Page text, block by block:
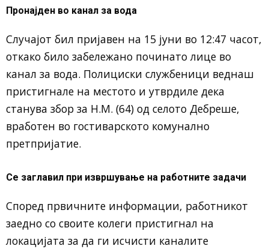
Пронајден во канал за вода
Случајот бил пријавен на 15 јуни во 12:47 часот,
откако било забележано починато лице во
канал за вода. Полициски службеници веднаш
пристигнале на местото и утврдиле дека
станува збор за Н.М. (64) од селото Дебреше,
вработен во гостиварското комунално
претпријатие.
Се заглавил при извршување на работните задачи
Според првичните информации, работникот
заедно со своите колеги пристигнал на
локацијата за да ги исчисти каналите